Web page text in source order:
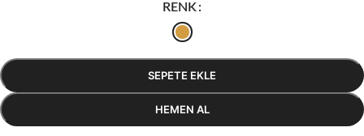
RENK
SEPETE EKLE
HEMEN AL